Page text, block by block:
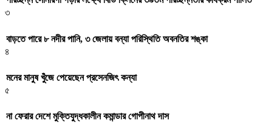
৩
বাড়তে পারে ৮ নদীর পানি, ৩ জেলায় বন্যা পরিস্থিতি অবনতির শঙ্কা
৪
মনের মানুষ খুঁজে পেয়েছেন প্রসেনজিৎ কন্যা
৫
না ফেরার দেশে মুক্তিযুদ্ধকালীন কমান্ডার গোপীনাথ দাস